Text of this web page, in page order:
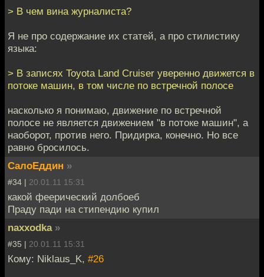
> В чем вина журналиста?
Я не про содержание их статей, а про стилистику
языка:
> В записях Toyota Land Cruiser уверенно движется в
потоке машин, в том числе по встречной полосе
насколько я понимаю, движение по встречной
полосе не является движением "в потоке машин", а
наоборот, против него. Придирка, конечно. Но все
равно бросилось.
СалоЕддин »
#34 | 20.01.11 15:31
какой феерический долбоеб
Праду пади на стипендию купил
naxxodka »
#35 | 20.01.11 15:31
Кому: Niklaus_K, #26